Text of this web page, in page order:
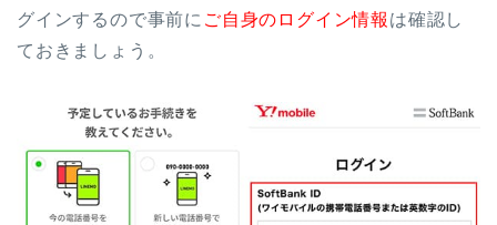
グインするので事前に ご自身のログイン情報 は確認し
ておきましょう。